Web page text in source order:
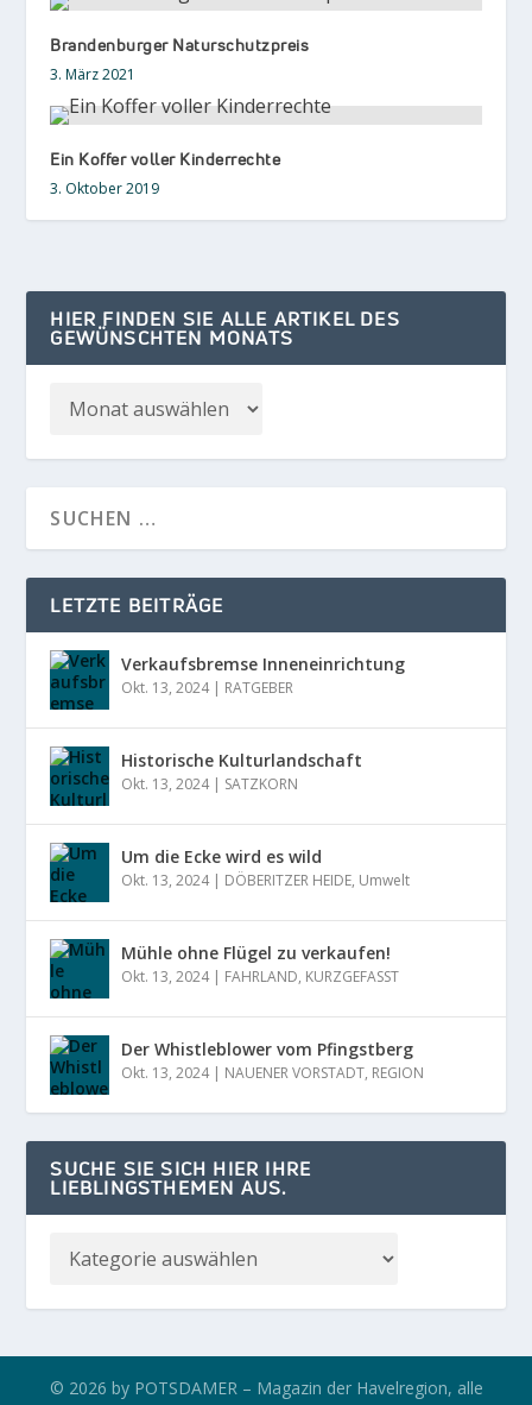
Brandenburger Naturschutzpreis
3. März 2021
Ein Koffer voller Kinderrechte
3. Oktober 2019
HIER FINDEN SIE ALLE ARTIKEL DES
GEWÜNSCHTEN MONATS
LETZTE BEITRÄGE
Verkaufsbremse Inneneinrichtung
Okt. 13, 2024| RATGEBER
Historische Kulturlandschaft
Okt. 13, 2024| SATZKORN
Um die Ecke wird es wild
Okt. 13, 2024| DÖBERITZER HEIDE, Umwelt
Mühle ohne Flügel zu verkaufen!
Okt. 13, 2024| FAHRLAND, KURZGEFASST
Der Whistleblower vom Pfingstberg
Okt. 13, 2024| NAUENER VORSTADT, REGION
SUCHE SIE SICH HIER IHRE
LIEBLINGSTHEMEN AUS.
© 2026 by POTSDAMER – Magazin der Havelregion, alle